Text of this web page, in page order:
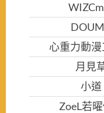
心重力動
月見
小道
ZoeL若